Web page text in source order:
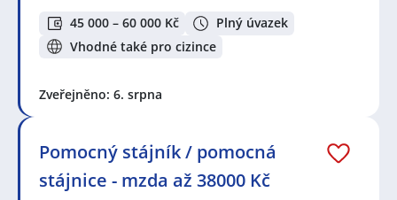
45 000 – 60 000 Kč
Plný úvazek
Vhodné také pro cizince
Zveřejněno: 6. srpna
Pomocný stájník / pomocná
stájnice - mzda až 38000 Kč